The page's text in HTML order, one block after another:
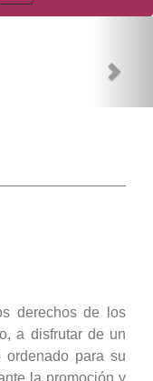
derechos de los
a disfrutar de un
ordenado para su
la promoción y